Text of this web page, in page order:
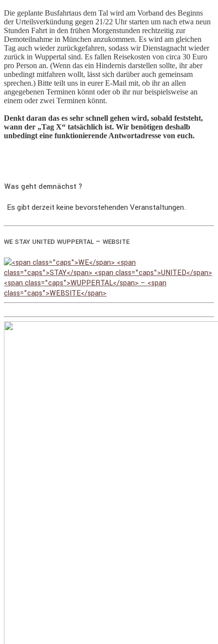
Die geplante Busfahrtaus dem Tal wird am Vorband des Beginns
der Urteilsverkündung gegen 21/22 Uhr starten um nach etwa neun
Stunden Fahrt in den frühen Morgenstunden rechtzeitig zur
Demoteilnahme in München anzukommen. Es wird am gleichen
Tag auch wieder zurückgefahren, sodass wir Dienstagnacht wieder
zurück in Wuppertal sind. Es fallen Reisekosten von circa 30 Euro
pro Person an. (Wenn das ein Hindernis darstellen sollte, ihr aber
unbedingt mitfahren wollt, lässt sich darüber auch gemeinsam
sprechen.) Bitte teilt uns in eurer E-Mail mit, ob ihr an allen
angegebenen Terminen könnt oder ob ihr nur beispielsweise an
einem oder zwei Terminen könnt.
Denkt daran das es sehr schnell gehen wird, sobald feststeht,
wann der „Tag X“ tatsächlich ist. Wir benötigen deshalb
unbedingt eine funktionierende Antwortadresse von euch.
Was geht demnächst ?
Es gibt derzeit keine bevorstehenden Veranstaltungen.
WE STAY UNITED WUPPERTAL – WEBSITE